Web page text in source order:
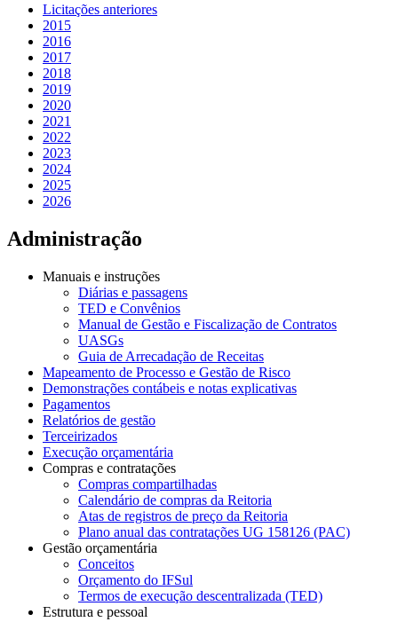
Licitações anteriores
2015
2016
2017
2018
2019
2020
2021
2022
2023
2024
2025
2026
Administração
Manuais e instruções
Diárias e passagens
TED e Convênios
Manual de Gestão e Fiscalização de Contratos
UASGs
Guia de Arrecadação de Receitas
Mapeamento de Processo e Gestão de Risco
Demonstrações contábeis e notas explicativas
Pagamentos
Relatórios de gestão
Terceirizados
Execução orçamentária
Compras e contratações
Compras compartilhadas
Calendário de compras da Reitoria
Atas de registros de preço da Reitoria
Plano anual das contratações UG 158126 (PAC)
Gestão orçamentária
Conceitos
Orçamento do IFSul
Termos de execução descentralizada (TED)
Estrutura e pessoal